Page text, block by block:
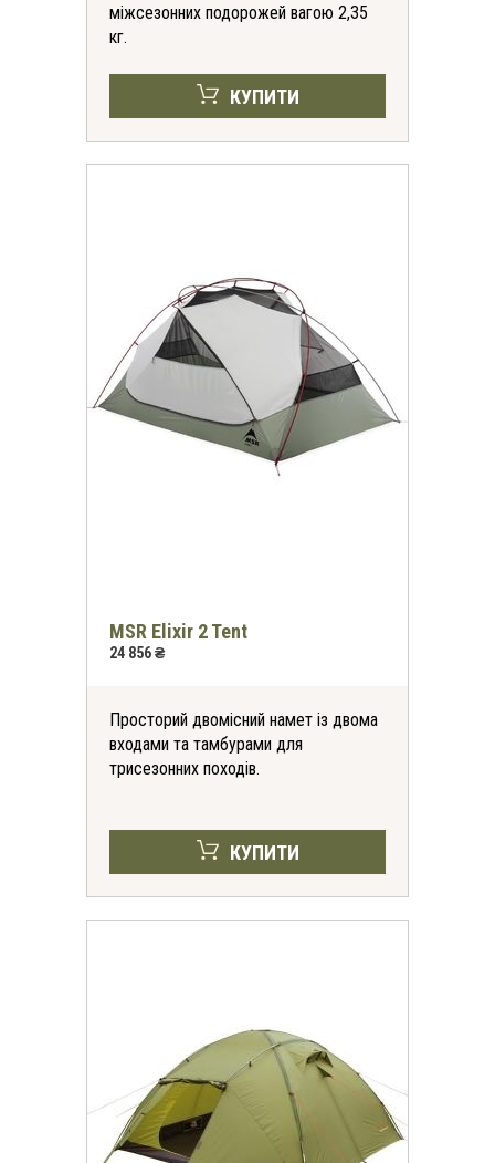
міжсезонних подорожей вагою 2,35
кг.
КУПИТИ
MSR Elixir 2 Tent
24 856 ₴
Просторий двомісний намет із двома
входами та тамбурами для
трисезонних походів.
КУПИТИ